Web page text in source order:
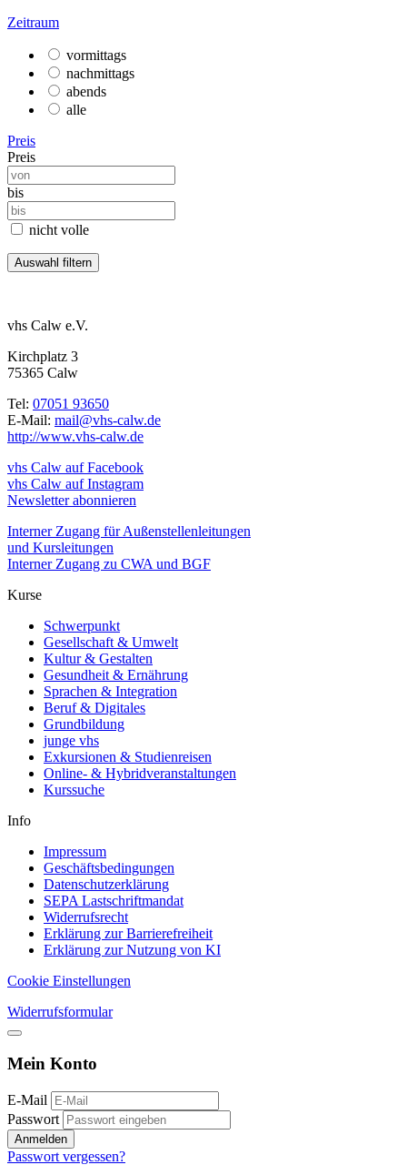
Zeitraum
vormittags
nachmittags
abends
alle
Preis
Preis
bis
nicht volle
vhs Calw e.V.
Kirchplatz 3
75365 Calw
Tel: 07051 93650
E-Mail: mail@vhs-calw.de
http://www.vhs-calw.de
vhs Calw auf Facebook
vhs Calw auf Instagram
Newsletter abonnieren
Interner Zugang für Außenstellenleitungen
und Kursleitungen
Interner Zugang zu CWA und BGF
Kurse
Schwerpunkt
Gesellschaft & Umwelt
Kultur & Gestalten
Gesundheit & Ernährung
Sprachen & Integration
Beruf & Digitales
Grundbildung
junge vhs
Exkursionen & Studienreisen
Online- & Hybridveranstaltungen
Kurssuche
Info
Impressum
Geschäftsbedingungen
Datenschutzerklärung
SEPA Lastschriftmandat
Widerrufsrecht
Erklärung zur Barrierefreiheit
Erklärung zur Nutzung von KI
Cookie Einstellungen
Widerrufsformular
Mein Konto
E-Mail
Passwort
Anmelden
Passwort vergessen?